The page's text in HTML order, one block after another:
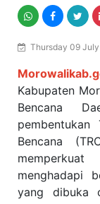
Thursday 09
Kabupaten
Bencana
pembentukan
Bencana
menghadapi
yang dibuka